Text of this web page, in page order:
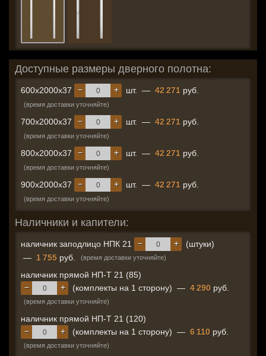
Доступные размеры дверного полотна:
600x2000x37 +
− шт. — 42 271 руб.
(время доставки уточняйте)
700x2000x37 +
− шт. — 42 271 руб.
(время доставки уточняйте)
800x2000x37 +
− шт. — 42 271 руб.
(время доставки уточняйте)
900x2000x37 +
− шт. — 42 271 руб.
(время доставки уточняйте)
Наличники и капители:
наличник заподлицо НПК 21 +
−
(штуки)
— 1 755 руб. (время доставки уточняйте)
наличник прямой НП-Т 21 (85)
+
− (комплекты на 1 сторону) — 4 290 руб.
(время доставки уточняйте)
наличник прямой НП-Т 21 (120)
+
− (комплекты на 1 сторону) — 6 110 руб.
(время доставки уточняйте)